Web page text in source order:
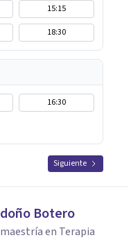
15:15
18:30
16:30
Siguiente
Botero
en Terapia